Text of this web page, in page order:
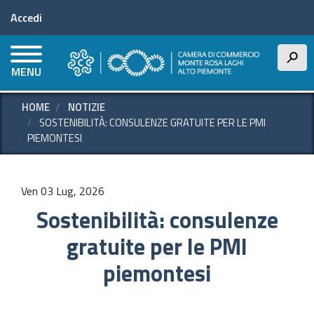
principale
Menu profilo utente
Accedi
MENU
h
HOME
NOTIZIE
SOSTENIBILITÀ: CONSULENZE GRATUITE PER LE PMI
PIEMONTESI
Ven 03 Lug, 2026
Sostenibilità: consulenze
gratuite per le PMI
piemontesi